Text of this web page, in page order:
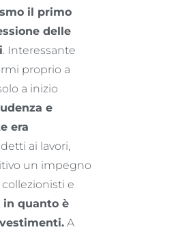
il primo
delle
. Interessante
proprio a
a inizio
e
era
ai lavori,
un impegno
e
in quanto è
A